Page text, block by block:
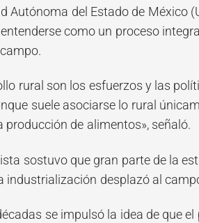
Autónoma del Estado de México
como un proceso
rural son los esfuerzos y las
suele asociarse lo rural
producción de alimentos», señaló.
sostuvo que gran parte de la
industrialización desplazó al
se impulsó la idea de que